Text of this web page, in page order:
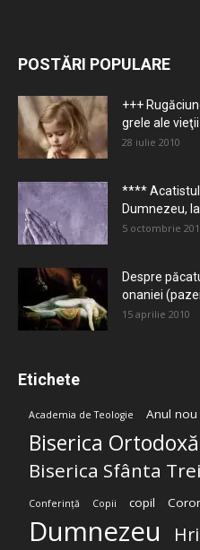
POSTĂRI POPULARE
+++
grele ale vieţii
28 iulie 2010
**** Acatistul
Dumnezeu,
5 octombrie
Despre
onaniei (pazei
15 aprilie 2010
Etichete
Academia de Teologie Anul nou
Biserica Ortodoxă
Biserica Sfânta
Conferință Copii copil
Dumnezeu